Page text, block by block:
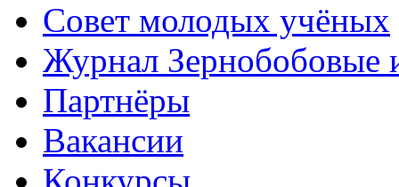
Совет молодых учёных
Журнал Зернобобовые
Партнёры
Вакансии